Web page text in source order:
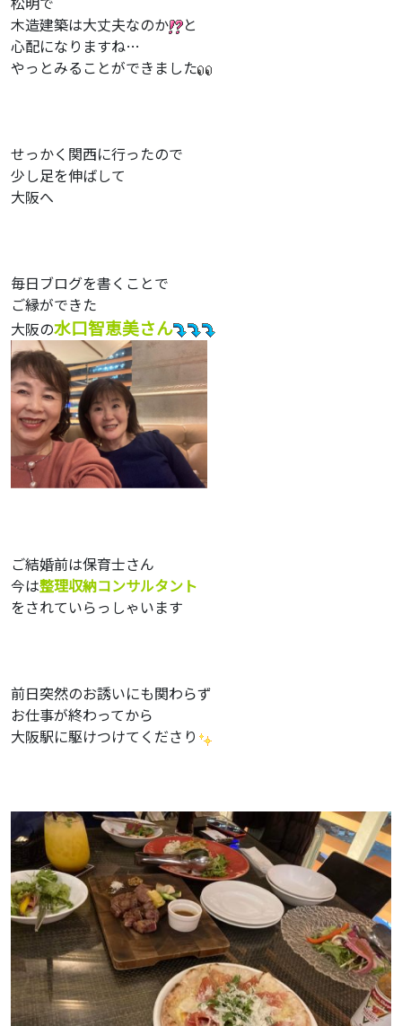
木造建築は大丈夫なのか
と
心配になりますね…
やっとみることができました
せっかく関西に行ったので
少し足を伸ばして
大阪へ
毎日ブログを書くことで
ご縁ができた
大阪の水口智恵美さん
ご結婚前は保育士さん
今は整理収納コンサルタント
をされていらっしゃいます
前日突然のお誘いにも関わらず
お仕事が終わってから
大阪駅に駆けつけてくださり